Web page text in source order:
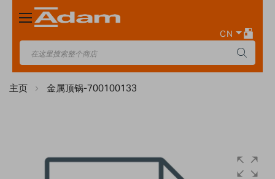
Toggle
Nav
CN
主页 金属顶锅-700100133